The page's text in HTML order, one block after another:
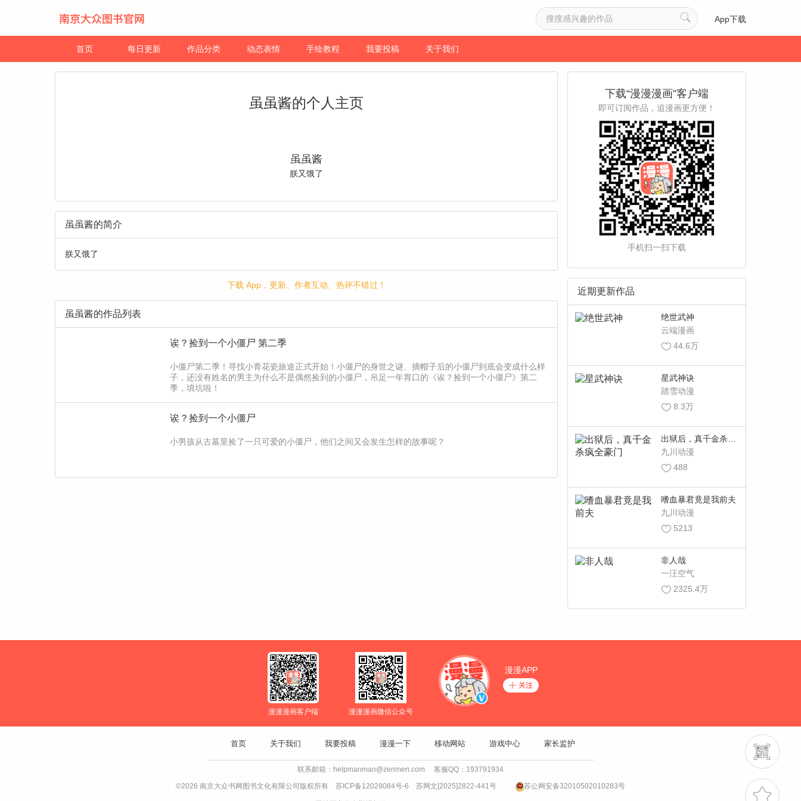
App下载
首页 每日更新 作品分类 动态表情 手绘教程 我要投稿 关于我们
虽虽酱的个人主页
虽虽酱
朕又饿了
虽虽酱的简介
朕又饿了
下载 App，更新、作者互动、热评不错过！
虽虽酱的作品列表
诶？捡到一个小僵尸 第二季
小僵尸第二季！寻找小青花瓷旅途正式开始！小僵尸的身世之谜、摘帽子后的小僵尸到底会变成什么样
子，还没有姓名的男主为什么不是偶然捡到的小僵尸，吊足一年胃口的《诶？捡到一个小僵尸》第二
季，填坑啦！
诶？捡到一个小僵尸
小男孩从古墓里捡了一只可爱的小僵尸，他们之间又会发生怎样的故事呢？
下载“漫漫漫画”客户端
即可订阅作品，追漫画更方便！
手机扫一扫下载
近期更新作品
绝世武神
云端漫画
44.6万
星武神诀
踏雪动漫
8.3万
出狱后，真千金杀疯
全豪门
九川动漫
488
嗜血暴君竟是我前夫
九川动漫
5213
非人哉
一汪空气
2325.4万
漫漫漫画客户端 漫漫漫画微信公众号
漫漫APP
首页 关于我们 我要投稿 漫漫一下 移动网站 游戏中心 家长监护
联系邮箱：helpmanman@zenmen.com 客服QQ：193791934
©2026 南京大众书网图书文化有限公司版权所有 苏ICP备12028084号-6 苏网文[2025]2822-441号 苏公网安备32010502010283号